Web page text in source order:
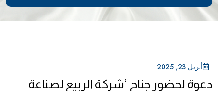
أبريل 23, 2025
دعوة لحضور جناح “شركة الربيع لصناعة